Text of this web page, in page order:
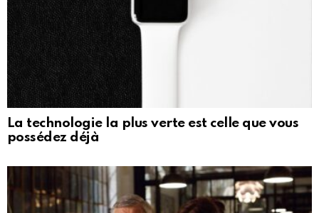
La technologie la plus verte est celle que vous
possédez déjà